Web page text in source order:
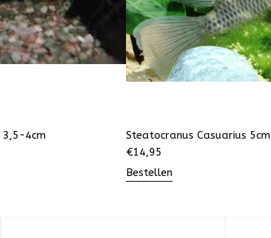
3,5-4cm
Steatocranus Casuarius 5cm
€14,95
Bestellen